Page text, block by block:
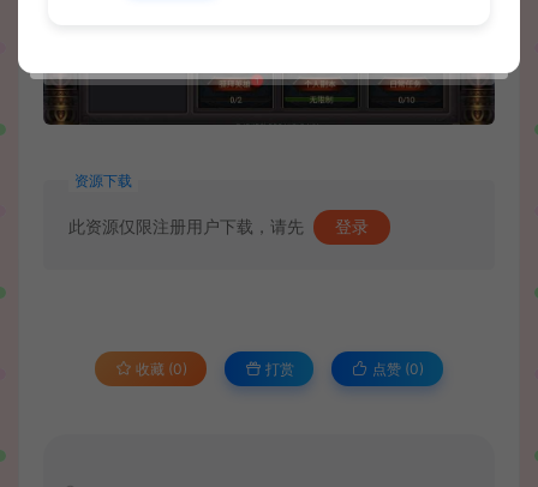
资源下载
此资源仅限注册用户下载，请先 登录
收藏 (0) 打赏 点赞 (0)